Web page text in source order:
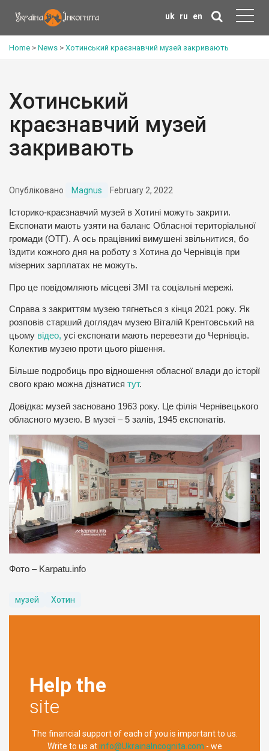
uk ru en
Home > News > Хотинський краєзнавчий музей закривають
Хотинський
краєзнавчий музей
закривають
Опубліковано Magnus February 2, 2022
Історико-краєзнавчий музей в Хотині можуть закрити.
Експонати мають узяти на баланс Обласної територіальної
громади (ОТГ). А ось працівникі вимушені звільнитися, бо
їздити кожного дня на роботу з Хотина до Чернівців при
мізерних зарплатах не можуть.
Про це повідомляють місцеві ЗМІ та соціальні мережі.
Справа з закриттям музею тягнеться з кінця 2021 року. Як
розповів старший доглядач музею Віталій Крентовський на
цьому відео, усі експонати мають перевезти до Чернівців.
Колектив музею проти цього рішення.
Більше подробиць про відношення обласної влади до історії
свого краю можна дізнатися тут.
Довідка: музей засновано 1963 року. Це філія Чернівецького
обласного музею. В музеї – 5 залів, 1945 експонатів.
Фото – Karpatu.info
музей Хотин
Help the
site
The financial support of each of you is important to us.
Write to us atinfo@UkrainaIncognita.com - we